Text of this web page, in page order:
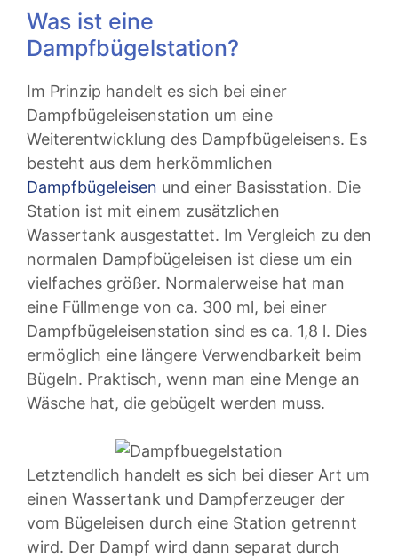
Was ist eine
Dampfbügelstation?
Im Prinzip handelt es sich bei einer
Dampfbügeleisenstation um eine
Weiterentwicklung des Dampfbügeleisens. Es
besteht aus dem herkömmlichen
Dampfbügeleisen und einer Basisstation. Die
Station ist mit einem zusätzlichen
Wassertank ausgestattet. Im Vergleich zu den
normalen Dampfbügeleisen ist diese um ein
vielfaches größer. Normalerweise hat man
eine Füllmenge von ca. 300 ml, bei einer
Dampfbügeleisenstation sind es ca. 1,8 l. Dies
ermöglich eine längere Verwendbarkeit beim
Bügeln. Praktisch, wenn man eine Menge an
Wäsche hat, die gebügelt werden muss.
Letztendlich handelt es sich bei dieser Art um
einen Wassertank und Dampferzeuger der
vom Bügeleisen durch eine Station getrennt
wird. Der Dampf wird dann separat durch